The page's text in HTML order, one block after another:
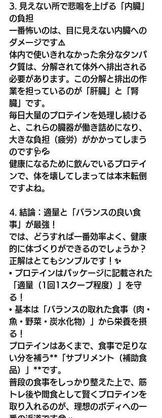
3. 見えない所で悲鳴を上げる「内臓」
の負担
一番怖いのは、目に見えない内臓への
ダメージです⚠️
体内で使いきれなかった余分なタンパ
ク質は、分解されて体外へ排出される
必要があります。この分解と排出の作
業を担っているのが「肝臓」と「腎
臓」です。
毎日大量のプロテインを処理し続ける
と、これらの臓器が働き詰めになり、
大きな負担（疲労）がかかってしまう
のです🩺💦
健康になるために飲んでいるプロテイ
ンで、体を壊してしまっては本末転倒
ですよね。
4. 結論：適量と「バランスの良い食
事」が最強！
では、どうすれば一番効率よく、健康
的に体づくりができるのでしょうか？
正解はとてもシンプルです！✨
• プロテインはパッケージに記載された
「適量（1回1スクープ程度）」を守
る！
• 基本は「バランスの取れた食事（肉・
魚・野菜・炭水化物）」から栄養を摂
る！
プロテインはあくまで、食事で足りな
い分を補う**「サプリメント（補助食
品）」**です。
普段の食事をしっかり整えた上で、筋
トレ後や間食として賢くプロテインを
取り入れるのが、理想のボディへの一